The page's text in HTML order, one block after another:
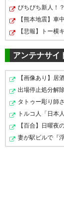
ぴちぴち新人！
アンテナサイ
【百合】日曜夜